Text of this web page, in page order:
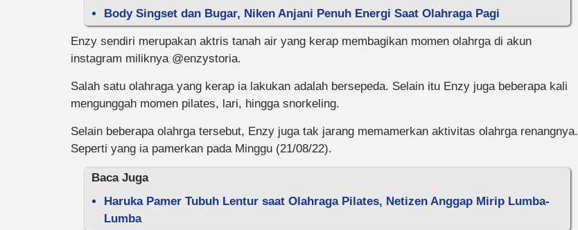
Body Singset dan Bugar, Niken Anjani Penuh Energi Saat Olahraga Pagi
Enzy sendiri merupakan aktris tanah air yang kerap membagikan momen olahrga di akun
instagram miliknya @enzystoria.
Salah satu olahraga yang kerap ia lakukan adalah bersepeda. Selain itu Enzy juga beberapa kali
mengunggah momen pilates, lari, hingga snorkeling.
Selain beberapa olahrga tersebut, Enzy juga tak jarang memamerkan aktivitas olahrga renangnya.
Seperti yang ia pamerkan pada Minggu (21/08/22).
Baca Juga
Haruka Pamer Tubuh Lentur saat Olahraga Pilates, Netizen Anggap Mirip Lumba-
Lumba